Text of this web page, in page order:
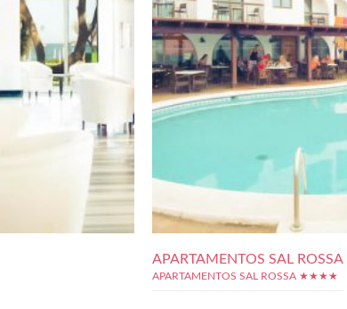
APARTAMENTOS SAL ROSSA
APARTAMENTOS SAL ROSSA ★★★★